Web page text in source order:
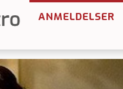
ANMELDELSER